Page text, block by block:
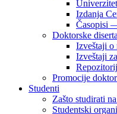
Izdanja
Časopisi
Doktorske
Izveštaji o
Izveštaji
Promocije
Studenti
Zašto studirati
Studentski organi